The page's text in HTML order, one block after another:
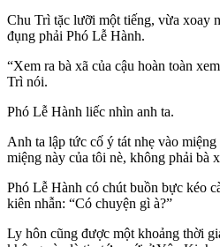
Chu Trì tặc lưỡi một tiếng, vừa xoay
đụng phải Phó Lễ Hành.
“Xem ra bà xã của cậu hoàn toàn
Trì nói.
Phó Lễ Hành liếc nhìn anh ta.
Anh ta lập tức cố ý tát nhẹ vào
miệng này của tôi nè, không phải bà
Phó Lễ Hành có chút buồn bực kéo
kiên nhẫn: “Có chuyện gì à?”
Ly hôn cũng được một khoảng thời